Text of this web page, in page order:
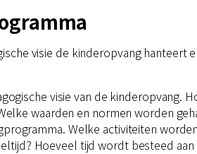
visie de kinderopvang hanteert
visie van de
waarden en normen worden
Welke activiteiten
Hoeveel tijd wordt besteed